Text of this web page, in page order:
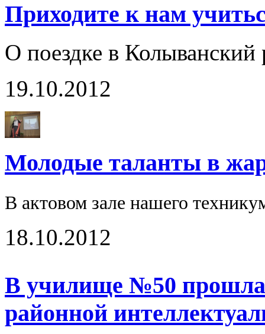
Приходите к нам
О поездке в
19.10.2012
Молодые таланты в
В актовом зале нашего
18.10.2012
В училище №50 прошла
районной